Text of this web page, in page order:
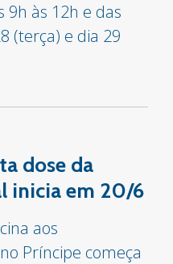
9h às 12h e das
(terça) e dia 29
dose da
inicia em 20/6
aos
Príncipe começa